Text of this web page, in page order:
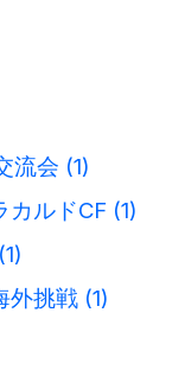
流会 (1)
カルドCF (1)
(1)
外挑戦 (1)